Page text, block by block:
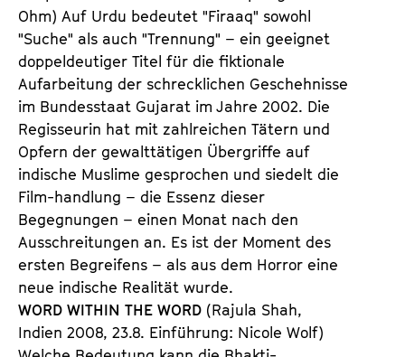
Ohm) Auf Urdu bedeutet "Firaaq" sowohl
"Suche" als auch "Trennung" – ein geeignet
doppeldeutiger Titel für die fiktionale
Aufarbeitung der schrecklichen Geschehnisse
im Bundesstaat Gujarat im Jahre 2002. Die
Regisseurin hat mit zahlreichen Tätern und
Opfern der gewalttätigen Übergriffe auf
indische Muslime gesprochen und siedelt die
Film-handlung – die Essenz dieser
Begegnungen – einen Monat nach den
Ausschreitungen an. Es ist der Moment des
ersten Begreifens – als aus dem Horror eine
neue indische Realität wurde.
WORD WITHIN THE WORD (Rajula Shah,
Indien 2008, 23.8. Einführung: Nicole Wolf)